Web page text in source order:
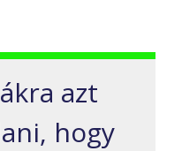
azt
hogy